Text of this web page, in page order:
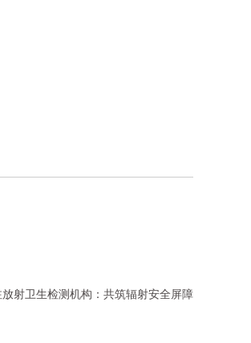
放射卫生检测机构：共筑辐射安全屏障